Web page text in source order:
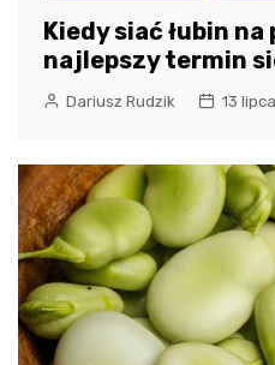
Kiedy siać łubin
najlepszy termin
Dariusz Rudzik 13